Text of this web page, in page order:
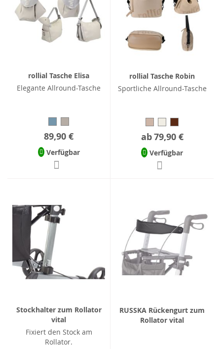
rollial Tasche Elisa
Elegante Allround-Tasche
89,90 €
Verfügbar
rollial Tasche Robin
Sportliche Allround-Tasche
ab79,90 €
Verfügbar
Stockhalter zum Rollator
vital
Fixiert den Stock am
Rollator.
RUSSKA Rückengurt zum
Rollator vital